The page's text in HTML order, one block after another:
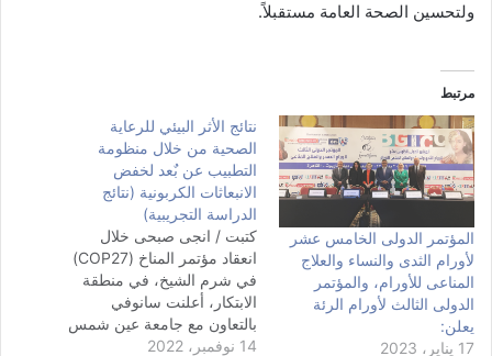
ولتحسين الصحة العامة مستقبلاً.
مرتبط
المؤتمر الدولى الخامس عشر
لأورام الثدى والنساء والعلاج
المناعى للأورام، والمؤتمر
الدولى الثالث لأورام الرئة
يعلن:
17 يناير، 2023
نتائج الأثر البيئي للرعاية
الصحية من خلال منظومة
التطبيب عن بٌعد لخفض
الانبعاثات الكربونية (نتائج
الدراسة التجريبية)
كتبت / انجى صبحى خلال
انعقاد مؤتمر المناخ (COP27)
في شرم الشيخ، في منطقة
الابتكار، أعلنت سانوفي
بالتعاون مع جامعة عين شمس
عن نشرأول دراسة من نوعها
14 نوفمبر، 2022